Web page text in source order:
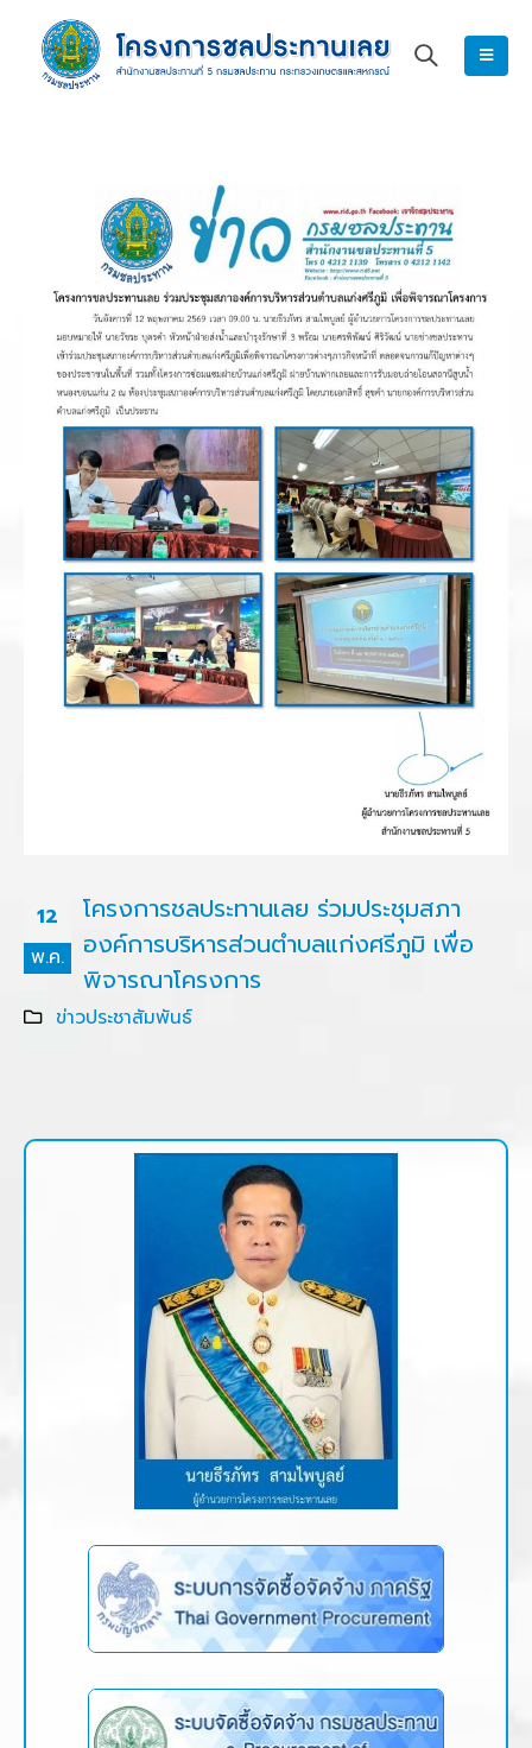
12
พ.ค.
โครงการชลประทานเลย ร่วมประชุมสภา
องค์การบริหารส่วนตำบลแก่งศรีภูมิ เพื่อ
พิจารณาโครงการ
ข่าวประชาสัมพันธ์